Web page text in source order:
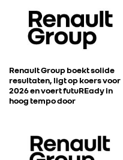
Renault Group boekt solide
resultaten, ligt op koers voor
2026 en voert futuREady in
hoog tempo door